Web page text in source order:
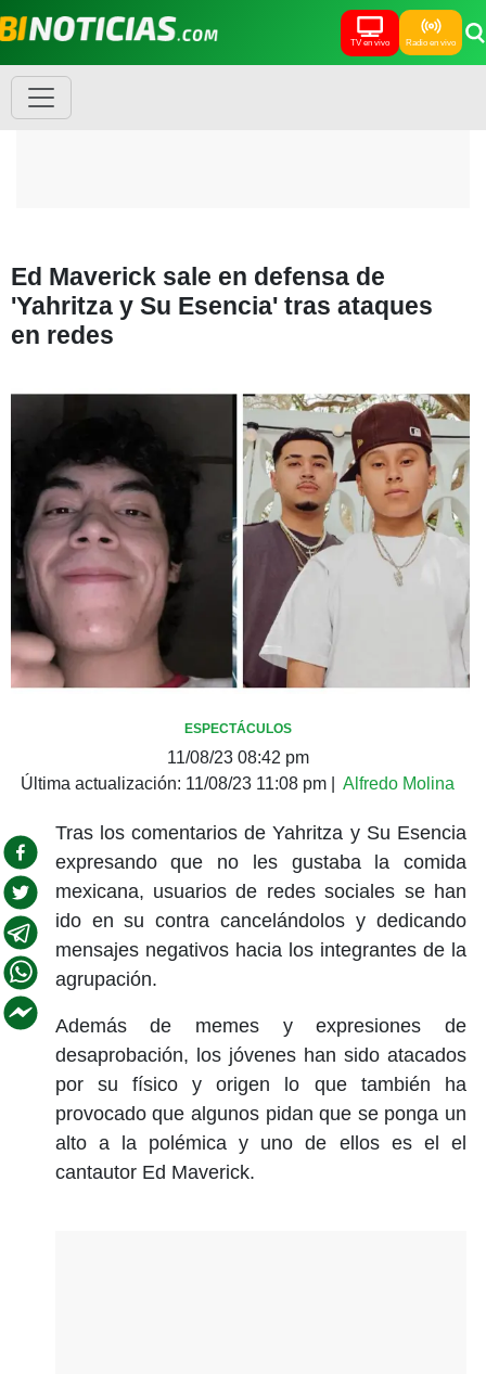
TV en vivo Radio en vivo
Ed Maverick sale en defensa de
'Yahritza y Su Esencia' tras ataques
en redes
ESPECTÁCULOS
11/08/23 08:42 pm
Última actualización: 11/08/23 11:08 pm Alfredo Molina
Tras los comentarios de Yahritza y Su Esencia
expresando que no les gustaba la comida
mexicana, usuarios de redes sociales se han
ido en su contra cancelándolos y dedicando
mensajes negativos hacia los integrantes de la
agrupación.
Además de memes y expresiones de
desaprobación, los jóvenes han sido atacados
por su físico y origen lo que también ha
provocado que algunos pidan que se ponga un
alto a la polémica y uno de ellos es el el
cantautor Ed Maverick.